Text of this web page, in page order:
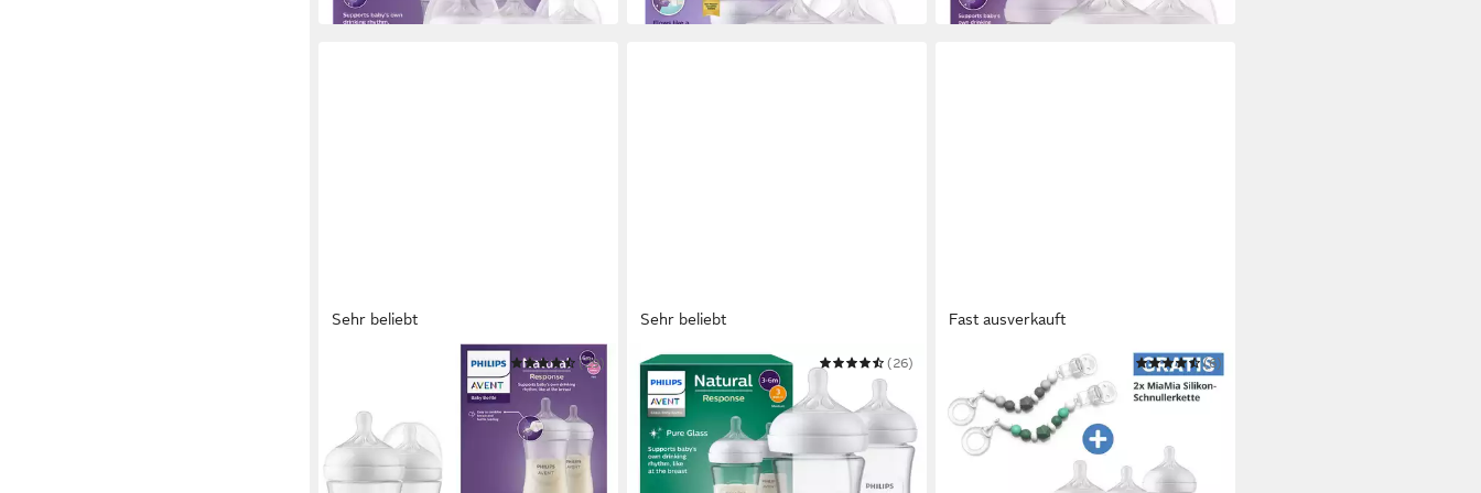
Sehr beliebt
Babyflasche Natural Response
Babyflasche
(29)
19,99 €
in 1-2 Werktagen bei dir
Sehr beliebt
PHILIPS AVENT
Babyflasche Natural Response
Babyflasche
(26)
25,99 €
in 1-2 Werktagen bei dir
Fast ausverkauft
Babyflasche Neugeborenen-Starter-
Set Natural
(6)
51,99 € UVP67,98 €
-24%
in 3-4 Werktagen bei dir